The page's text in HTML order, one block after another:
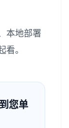
本地部署
。
您单